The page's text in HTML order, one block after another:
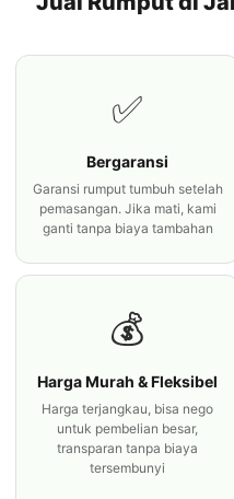
✅
Bergaransi
Garansi rumput tumbuh setelah
pemasangan. Jika mati, kami
ganti tanpa biaya tambahan
💰
Harga Murah & Fleksibel
Harga terjangkau, bisa nego
untuk pembelian besar,
transparan tanpa biaya
tersembunyi